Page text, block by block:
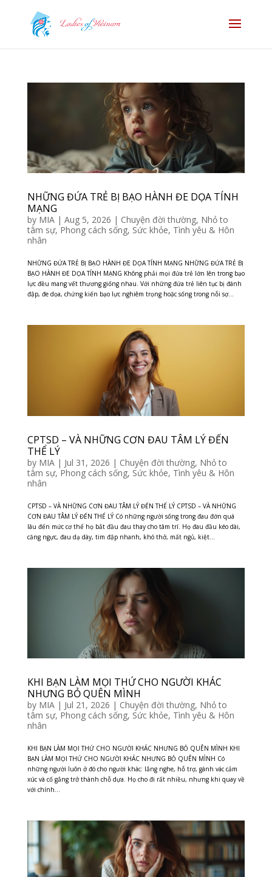
NHỮNG ĐỨA TRẺ BỊ BẠO HÀNH ĐE DỌA TÍNH
MẠNG
by MIA| Aug 5, 2026 | Chuyện đời thường, Nhỏ to
tâm sự, Phong cách sống, Sức khỏe, Tình yêu & Hôn
nhân
NHỮNG ĐỨA TRẺ BỊ BẠO HÀNH ĐE DỌA TÍNH MẠNG NHỮNG ĐỨA TRẺ BỊ
BẠO HÀNH ĐE DỌA TÍNH MẠNG Không phải mọi đứa trẻ lớn lên trong bạo
lực đều mang vết thương giống nhau. Với những đứa trẻ liên tục bị đánh
đập, đe dọa, chứng kiến bạo lực nghiêm trọng hoặc sống trong nỗi sợ...
CPTSD – VÀ NHỮNG CƠN ĐAU TÂM LÝ ĐẾN
THỂ LÝ
by MIA| Jul 31, 2026 | Chuyện đời thường, Nhỏ to
tâm sự, Phong cách sống, Sức khỏe, Tình yêu & Hôn
nhân
CPTSD – VÀ NHỮNG CƠN ĐAU TÂM LÝ ĐẾN THỂ LÝ CPTSD – VÀ NHỮNG
CƠN ĐAU TÂM LÝ ĐẾN THỂ LÝ Có những người sống trong đau đớn quá
lâu đến mức cơ thể họ bắt đầu đau thay cho tâm trí. Họ đau đầu kéo dài,
căng ngực, đau dạ dày, tim đập nhanh, khó thở, mất ngủ, kiệt...
KHI BẠN LÀM MỌI THỨ CHO NGƯỜI KHÁC
NHƯNG BỎ QUÊN MÌNH
by MIA| Jul 21, 2026 | Chuyện đời thường, Nhỏ to
tâm sự, Phong cách sống, Sức khỏe, Tình yêu & Hôn
nhân
KHI BẠN LÀM MỌI THỨ CHO NGƯỜI KHÁC NHƯNG BỎ QUÊN MÌNH KHI
BẠN LÀM MỌI THỨ CHO NGƯỜI KHÁC NHƯNG BỎ QUÊN MÌNH Có
những người luôn ở đó cho người khác: lắng nghe, hỗ trợ, gánh vác cảm
xúc và cố gắng trở thành chỗ dựa. Họ cho đi rất nhiều, nhưng khi quay về
với chính...